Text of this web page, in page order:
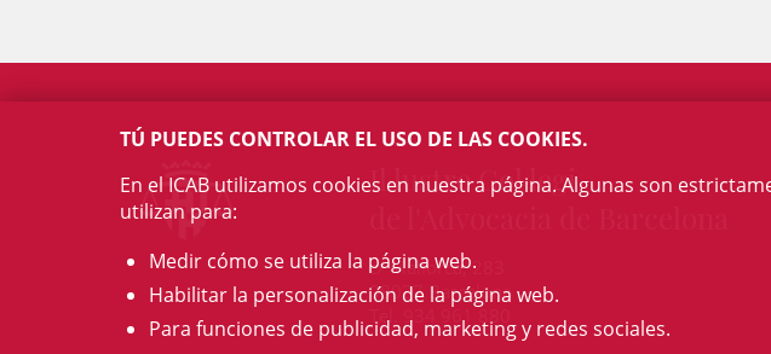
Il·lustre Col·legi
c/ Mallorca, 283
08037 Barcelona
Tel. 934 961 880
TÚ PUEDES CONTROLAR EL USO DE LAS COOKIES.
En el ICAB utilizamos cookies en nuestra página. Algunas son
utilizan para:
Medir cómo se utiliza la página web.
Habilitar la personalización de la página web.
Para funciones de publicidad, marketing y redes sociales.